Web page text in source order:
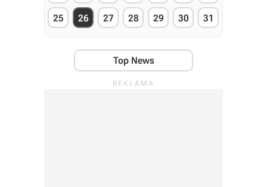
25 26 27 28 29 30 31
Top News